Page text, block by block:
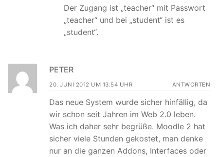
Der Zugang ist „teacher“ mit Passwort
„teacher“ und bei „student“ ist es
„student“.
PETER
20. JUNI 2012 UM 13:54 UHR ANTWORTEN
Das neue System wurde sicher hinfällig, da
wir schon seit Jahren im Web 2.0 leben.
Was ich daher sehr begrüße. Moodle 2 hat
sicher viele Stunden gekostet, man denke
nur an die ganzen Addons, Interfaces oder